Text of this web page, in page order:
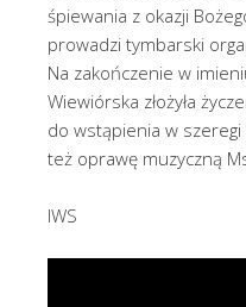
śpiewania z okazji
prowadzi tymbarski
Na zakończenie w
Wiewiórska złożyła
do wstąpienia w
też oprawę muzyczną
IWS